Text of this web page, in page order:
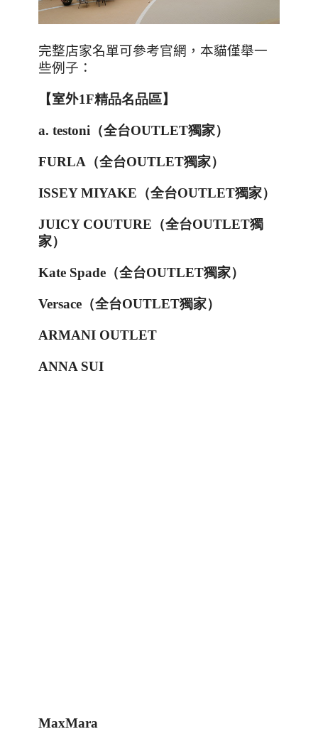
完整店家名單可參考官網，本貓僅舉一
些例子：
【室外1F精品名品區】
a. testoni （全台OUTLET獨家）
FURLA （全台OUTLET獨家）
ISSEY MIYAKE （全台OUTLET獨家）
JUICY COUTURE （全台OUTLET獨
家）
Kate Spade （全台OUTLET獨家）
Versace （全台OUTLET獨家）
ARMANI OUTLET
ANNA SUI
MaxMara